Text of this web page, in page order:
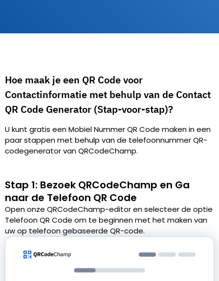
Hoe maak je een QR Code voor
Contactinformatie met behulp van de Contact
QR Code Generator (Stap-voor-stap)?
U kunt gratis een Mobiel Nummer QR Code maken in een
paar stappen met behulp van de telefoonnummer QR-
codegenerator van QRCodeChamp.
Stap 1: Bezoek QRCodeChamp en Ga
naar de Telefoon QR Code
Open onze QRCodeChamp-editor en selecteer de optie
Telefoon QR Code om te beginnen met het maken van
uw op telefoon gebaseerde QR-code.